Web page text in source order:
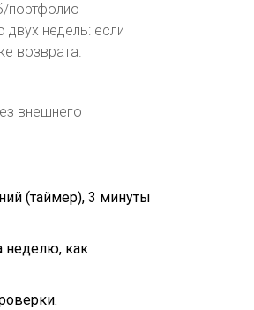
портфолио
двух недель: если
возврата.
внешнего
(таймер), 3 минуты
неделю, как